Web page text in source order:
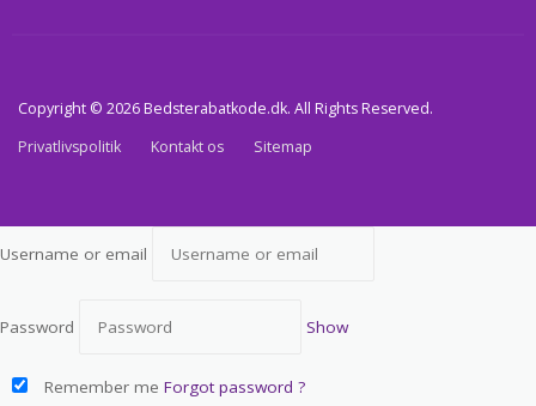
Copyright © 2026 Bedsterabatkode.dk. All Rights Reserved.
Privatlivspolitik
Kontakt os Sitemap
Username or email
Password Show
Remember me Forgot password ?